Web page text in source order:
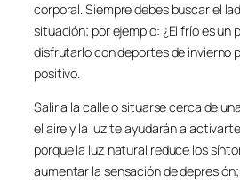
corporal. Siempre debes buscar el
situación; por ejemplo: ¿El frío es un
disfrutarlo con deportes de invierno
positivo.
Salir a la calle o situarse cerca de
el aire y la luz te ayudarán a
porque la luz natural reduce los
aumentar la sensación de